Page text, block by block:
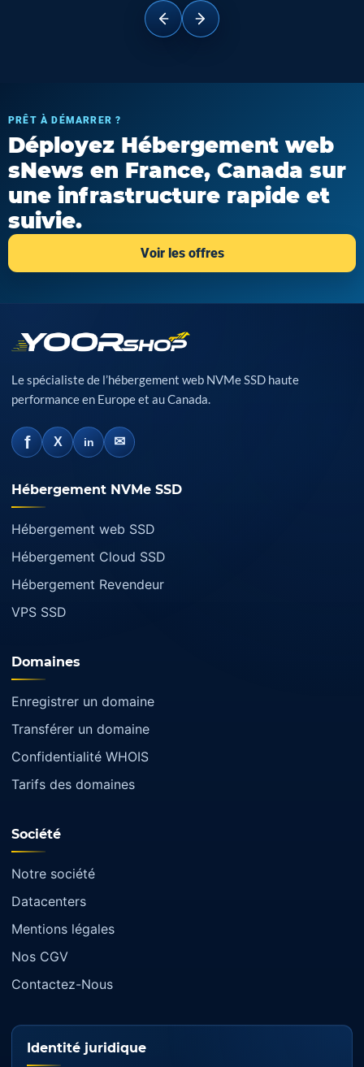
PRÊT À DÉMARRER ?
Déployez Hébergement web
sNews en France, Canada sur
une infrastructure rapide et
suivie.
Voir les offres
Le spécialiste de l’hébergement web NVMe SSD haute
performance en Europe et au Canada.
f X in ✉
Hébergement NVMe SSD
Hébergement web SSD
Hébergement Cloud SSD
Hébergement Revendeur
VPS SSD
Domaines
Enregistrer un domaine
Transférer un domaine
Confidentialité WHOIS
Tarifs des domaines
Société
Notre société
Datacenters
Mentions légales
Nos CGV
Contactez-Nous
Identité juridique